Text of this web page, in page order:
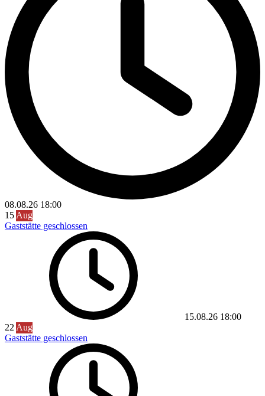
08.08.26 18:00
15Aug
Gaststätte geschlossen
15.08.26 18:00
22Aug
Gaststätte geschlossen